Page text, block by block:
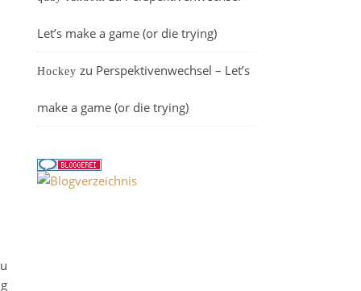
Let’s make a game (or die trying)
Hockey zu Perspektivenwechsel – Let’s
make a game (or die trying)